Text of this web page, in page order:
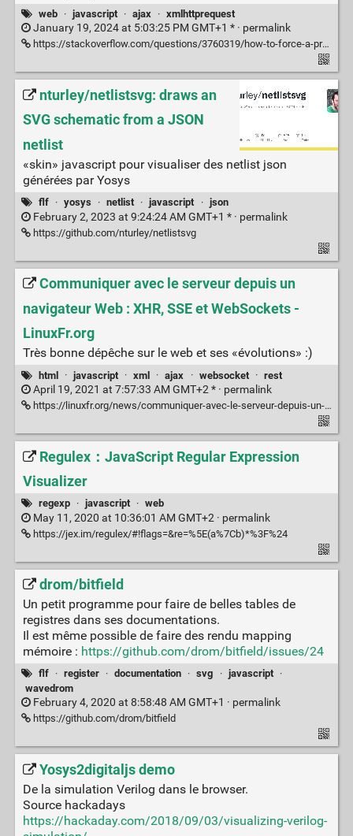
web · javascript · ajax · xmlhttprequest
January 19, 2024 at 5:03:25 PM GMT+1 * · permalink
https://stackoverflow.com/questions/3760319/how-to-force-a-program-to-wait-until-an-http-request-is-finished-in-javascript/67874913#67874913
nturley/netlistsvg: draws an
SVG schematic from a JSON
netlist
«skin» javascript pour visualiser des netlist json
générées par Yosys
flf · yosys · netlist · javascript · json
February 2, 2023 at 9:24:24 AM GMT+1 * · permalink
https://github.com/nturley/netlistsvg
Communiquer avec le serveur depuis un
navigateur Web : XHR, SSE et WebSockets -
LinuxFr.org
Très bonne dépêche sur le web et ses «évolutions» :)
html · javascript · xml · ajax · websocket · rest
April 19, 2021 at 7:57:33 AM GMT+2 * · permalink
https://linuxfr.org/news/communiquer-avec-le-serveur-depuis-un-navigateur-web-xhr-sse-et-websockets
Regulex：JavaScript Regular Expression
Visualizer
regexp · javascript · web
May 11, 2020 at 10:36:01 AM GMT+2 · permalink
https://jex.im/regulex/#!flags=&re=%5E(a%7Cb)*%3F%24
drom/bitfield
Un petit programme pour faire de belles tables de
registres dans ses documentations.
Il est même possible de faire des rendu mapping
mémoire : https://github.com/drom/bitfield/issues/24
flf · register · documentation · svg · javascript
·
wavedrom
February 4, 2020 at 8:58:48 AM GMT+1 · permalink
https://github.com/drom/bitfield
Yosys2digitaljs demo
De la simulation Verilog dans le browser.
Source hackadays
https://hackaday.com/2018/09/03/visualizing-verilog-